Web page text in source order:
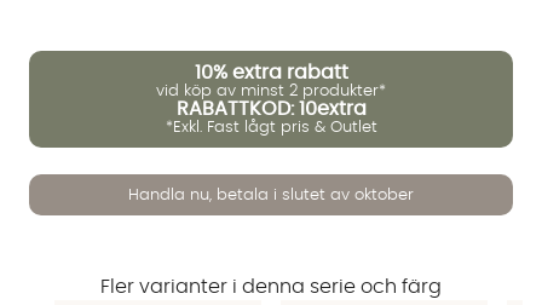
10% extra rabatt
vid köp av minst 2 produkter*
RABATTKOD: 10extra
*Exkl. Fast lågt pris & Outlet
Handla nu, betala i slutet av oktober
Fler varianter i denna serie och färg